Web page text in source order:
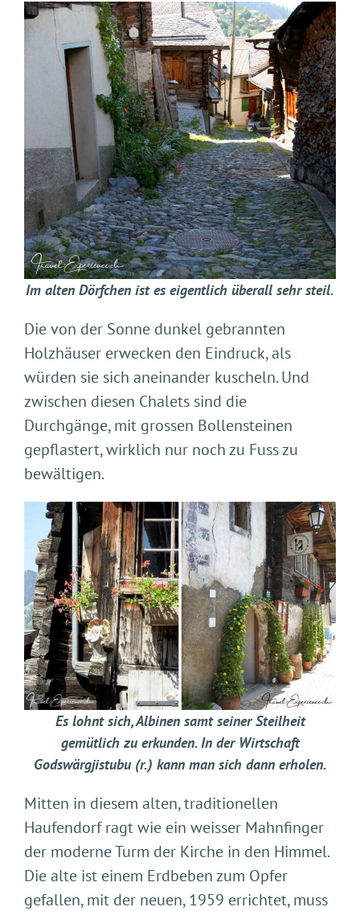
Im alten Dörfchen ist es eigentlich überall sehr steil.
Die von der Sonne dunkel gebrannten
Holzhäuser erwecken den Eindruck, als
würden sie sich aneinander kuscheln. Und
zwischen diesen Chalets sind die
Durchgänge, mit grossen Bollensteinen
gepflastert, wirklich nur noch zu Fuss zu
bewältigen.
Es lohnt sich, Albinen samt seiner Steilheit
gemütlich zu erkunden. In der Wirtschaft
Godswärgjistubu (r.) kann man sich dann erholen.
Mitten in diesem alten, traditionellen
Haufendorf ragt wie ein weisser Mahnfinger
der moderne Turm der Kirche in den Himmel.
Die alte ist einem Erdbeben zum Opfer
gefallen, mit der neuen, 1959 errichtet, muss